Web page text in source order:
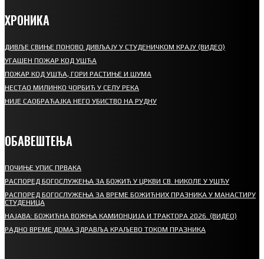
ХРОНИКА
ДИВЉЕ СВИЊЕ ПОНОВО ДИВЉАЈУ У СТУДЕНИЧКОМ КРАЈУ (ВИДЕО)
УГАШЕН ПОЖАР КОД УШЋА
ПОЖАР КОД УШЋА, ГОРИ РАСТИЊЕ И ШУМА
НЕСТАО МИЛИНКО ЧОРБИЋ У СЕЛУ РЕКА
НИЈЕ САОБРАЋАЈКА НЕГО УБИСТВО НА РУДНУ
ОБАВЕШТЕЊА
ПОЧИЊЕ УПИС ПРВАКА
РАСПОРЕД БОГОСЛУЖЕЊА ЗА БОЖИЋ У ЦРКВИ СВ. НИКОЛЕ У УШЋУ
РАСПОРЕД БОГОСЛУЖЕЊА ЗА ВРЕМЕ БОЖИЋНИХ ПРАЗНИКА У МАНАСТИРУ
СТУДЕНИЦА
НАЈАВА: БОЖИЋНА ВОЖЊА КАМИОНЏИЈА И ТРАКТОРА 2026. (ВИДЕО)
РАДНО ВРЕМЕ ДОМА ЗДРАВЉА КРАЉЕВО ТОКОМ ПРАЗНИКА